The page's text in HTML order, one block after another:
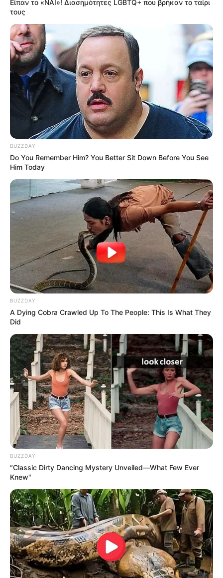
Είπαν το «ΝΑΙ»! Διασημότητες LGBTQ+ που βρήκαν το ταίρι
τους
BUZZDAY
Do You Remember Him? You Better Sit Down Before You See
Him Today
BUZZDAY
A Dying Cobra Crawled Up To The People: This Is What They
Did
BUZZDAY
“Classic Dirty Dancing Mystery Unveiled—What Few Ever
Knew"